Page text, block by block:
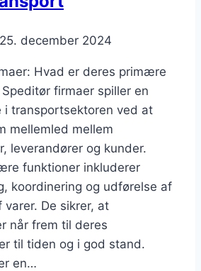
25. december 2024
Hvad er deres primære
firmaer spiller en
i transportsektoren ved at
mellemled mellem
leverandører og kunder.
funktioner inkluderer
koordinering og udførelse af
De sikrer, at
når frem til deres
til tiden og i god stand.
en…